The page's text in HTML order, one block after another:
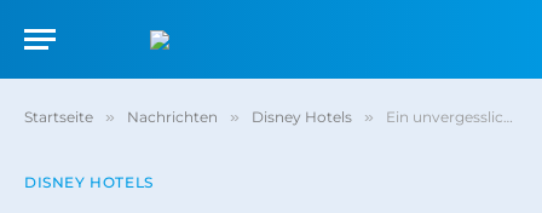
Startseite » Nachrichten » Disney Hotels » Ein unvergessliches Abenteuer auf der Disney Davy Crockett Ranch
DISNEY HOTELS